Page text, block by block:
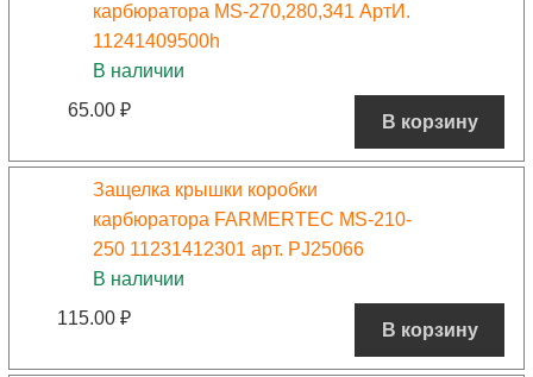
карбюратора MS-270,280,341 АртИ.
11241409500h
В наличии
65.00 ₽
В корзину
Защелка крышки коробки
карбюратора FARMERTEC MS-210-
250 11231412301 арт. PJ25066
В наличии
115.00 ₽
В корзину